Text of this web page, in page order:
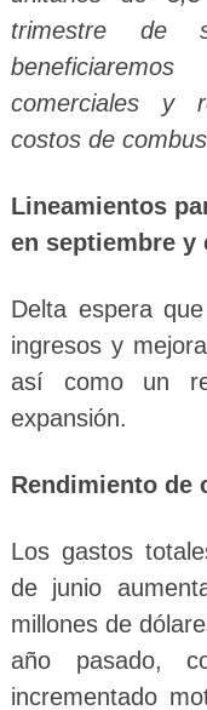
trimestre de
comerciales y
costos de
Lineamientos
en septiembre y
Delta espera
ingresos y
así como un
expansión.
Rendimiento de
Los gastos
de junio
millones de
año pasado,
incrementado